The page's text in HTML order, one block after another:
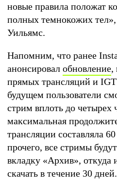
новые правила положат
полных темнокожих
Уильямс.
Напомним, что ранее
анонсировал обновление,
прямых трансляций и
будущем пользователи
стрим вплоть до четырех
максимальная
трансляции составляла
прочего, все стримы
вкладку «Архив», откуда
скачать в течение 30 дней.